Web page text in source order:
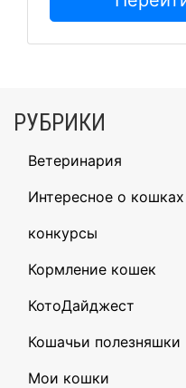
РУБРИКИ
Ветеринария
Интересное о кошках
конкурсы
Кормление кошек
КотоДайджест
Кошачьи полезняшки
Мои кошки